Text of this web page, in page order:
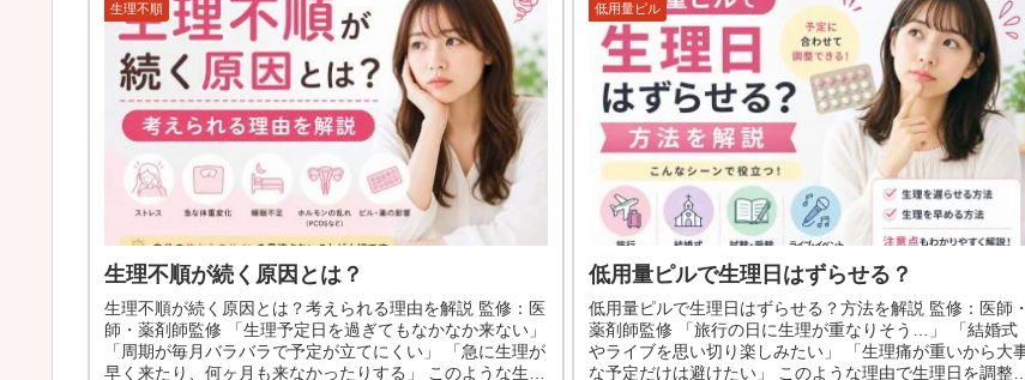
生理不順
生理不順が続く原因とは？
生理不順が続く原因とは？考えられる理由を解説 監修：医
師・薬剤師監修 「生理予定日を過ぎてもなかなか来ない」
「周期が毎月バラバラで予定が立てにくい」 「急に生理が
早く来たり、何ヶ月も来なかったりする」 このような生理
低用量ピル
低用量ピルで生理日はずらせる？
低用量ピルで生理日はずらせる？方法を解説 監修：医師・
薬剤師監修 「旅行の日に生理が重なりそう…」 「結婚式
やライブを思い切り楽しみたい」 「生理痛が重いから大事
な予定だけは避けたい」 このような理由で生理日を調整し